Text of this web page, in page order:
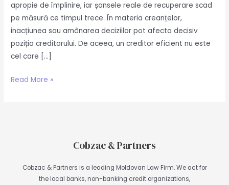
apropie de împlinire, iar șansele reale de recuperare scad
pe măsură ce timpul trece. În materia creanțelor,
inacțiunea sau amânarea deciziilor pot afecta decisiv
poziția creditorului. De aceea, un creditor eficient nu este
cel care […]
Read More »
Cobzac & Partners
Cobzac & Partners is a leading Moldovan Law Firm. We act for
the local banks, non-banking credit organizations,